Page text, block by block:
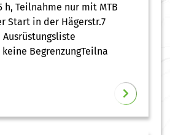
h, Teilnahme nur mit MTB
Start in der Hägerstr.7
Ausrüstungsliste
BegrenzungTeilna